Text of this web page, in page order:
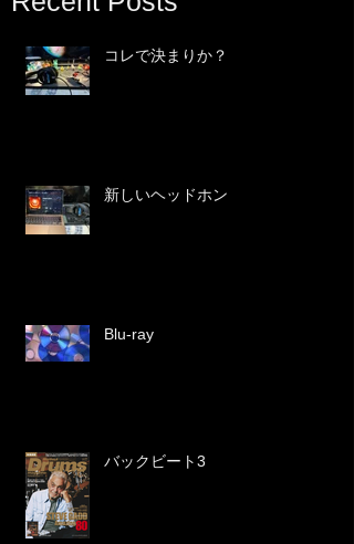
コレで決まりか？
新しいヘッドホン
Blu-ray
バックビート3